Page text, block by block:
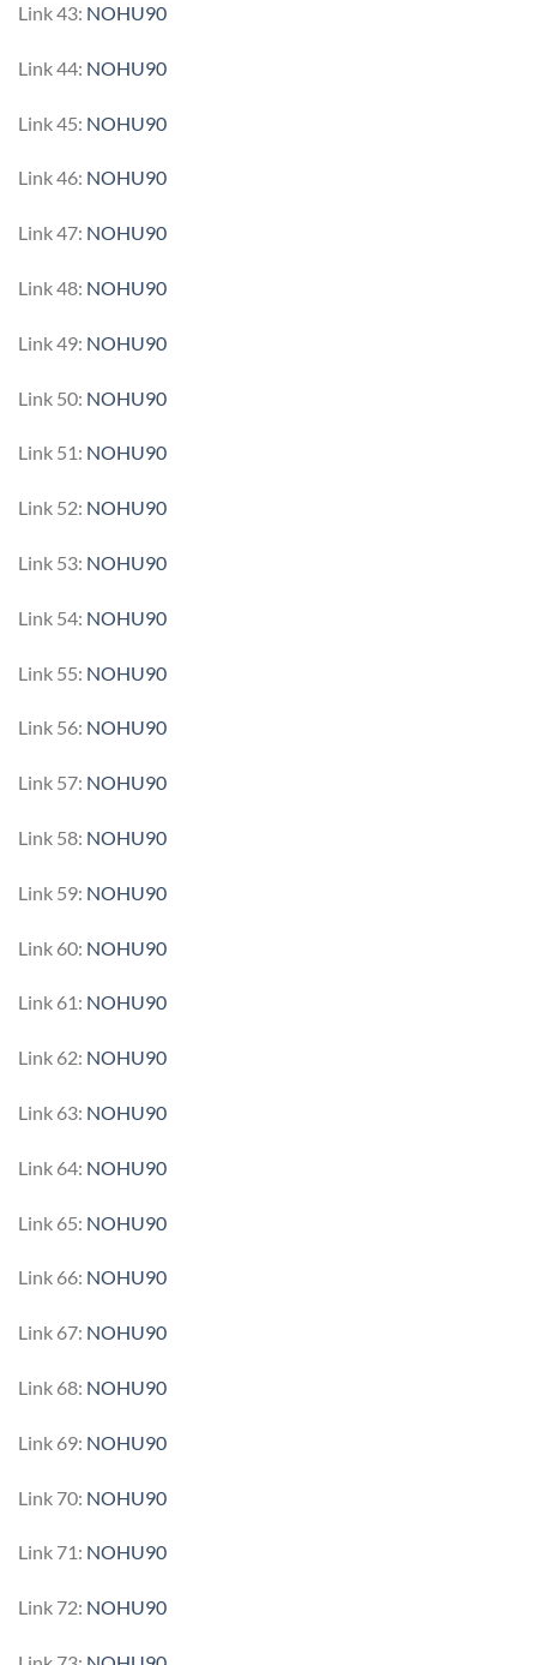
Link 43: NOHU90
Link 44: NOHU90
Link 45: NOHU90
Link 46: NOHU90
Link 47: NOHU90
Link 48: NOHU90
Link 49: NOHU90
Link 50: NOHU90
Link 51: NOHU90
Link 52: NOHU90
Link 53: NOHU90
Link 54: NOHU90
Link 55: NOHU90
Link 56: NOHU90
Link 57: NOHU90
Link 58: NOHU90
Link 59: NOHU90
Link 60: NOHU90
Link 61: NOHU90
Link 62: NOHU90
Link 63: NOHU90
Link 64: NOHU90
Link 65: NOHU90
Link 66: NOHU90
Link 67: NOHU90
Link 68: NOHU90
Link 69: NOHU90
Link 70: NOHU90
Link 71: NOHU90
Link 72: NOHU90